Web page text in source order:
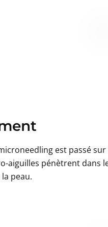
est passé sur
aiguilles pénètrent dans
peau.